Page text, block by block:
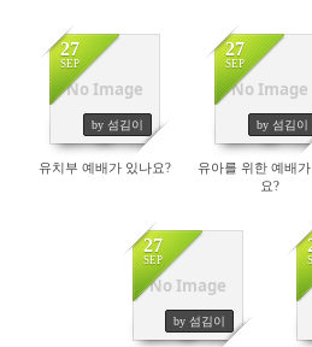
No Image
27
SEP
by 섬김이
225
유치부 예배가 있나요?
No Image
27
SEP
by 섬김이
236
유아를 위한 예배
요?
No Image
27
SEP
by 섬김이
239